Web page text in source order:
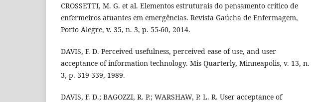
CROSSETTI, M. G. et al. Elementos estruturais do pensamento crítico de
enfermeiros atuantes em emergências. Revista Gaúcha de Enfermagem,
Porto Alegre, v. 35, n. 3, p. 55-60, 2014.
DAVIS, F. D. Perceived usefulness, perceived ease of use, and user
acceptance of information technology. Mis Quarterly, Minneapolis, v. 13, n.
3, p. 319-339, 1989.
DAVIS, F. D.; BAGOZZI, R. P.; WARSHAW, P. L. R. User acceptance of